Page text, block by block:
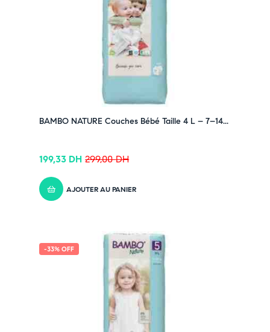
BAMBO NATURE Couches Bébé Taille 4 L – 7–14...
299,00DH
199,33 DH
AJOUTER AU PANIER
-33% OFF